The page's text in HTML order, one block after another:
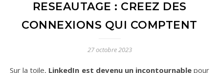
RESEAUTAGE : CREEZ DES
CONNEXIONS QUI COMPTENT
27 octobre 2023
Sur la toile, LinkedIn est devenu un incontournablepour